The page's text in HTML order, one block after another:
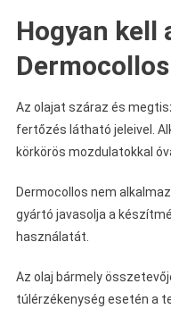
Hogyan kell
Az olajat száraz és
fertőzés látható jeleivel.
körkörös mozdulatokkal
Dermocollos nem
gyártó javasolja a
használatát.
Az olaj bármely
túlérzékenység esetén a